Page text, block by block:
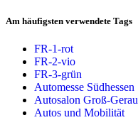
Am häufigsten verwendete Tags
FR-1-rot
FR-2-vio
FR-3-grün
Automesse Südhessen
Autosalon Groß-Gerau
Autos und Mobilität